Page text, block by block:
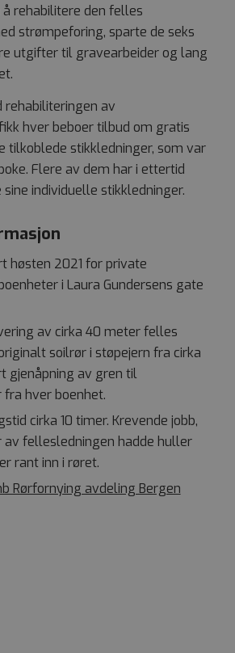
rehabilitere den felles
strømpeforing, sparte de seks
utgifter til gravearbeider og lang
rehabiliteringen av
hver beboer tilbud om gratis
tilkoblede stikkledninger, som var
Flere av dem har i ettertid
individuelle stikkledninger.
høsten 2021 for private
i Laura Gundersens gate
av cirka 40 meter felles
soilrør i støpejern fra cirka
gjenåpning av gren til
fra hver boenhet.
cirka 10 timer. Krevende jobb,
av fellesledningen hadde huller
rant inn i røret.
Rørfornying avdeling Bergen